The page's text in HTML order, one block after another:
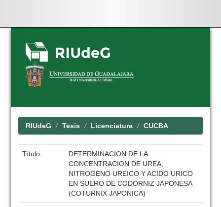
Skip
navigation
RIUdeG Tesis Licenciatura CUCBA
Título:
DETERMINACION DE LA
CONCENTRACION DE UREA,
NITROGENO UREICO Y ACIDO URICO
EN SUERO DE CODORNIZ JAPONESA
(COTURNIX JAPONICA)